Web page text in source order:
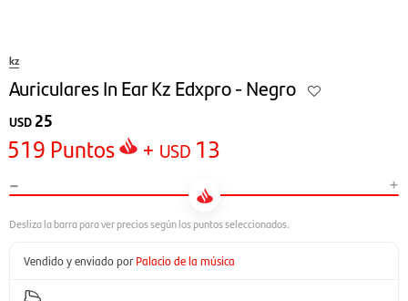
kz
Auriculares In Ear Kz Edxpro - Negro
USD 25
519 Puntos + USD 13
- +
Vendido y enviado por Palacio de la música